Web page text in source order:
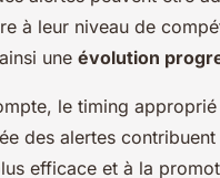
à leur niveau de
une évolution
le timing approprié
des alertes contribuent
efficace et à la